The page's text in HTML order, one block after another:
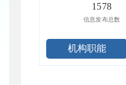
1578
信息发布总数
机构职能